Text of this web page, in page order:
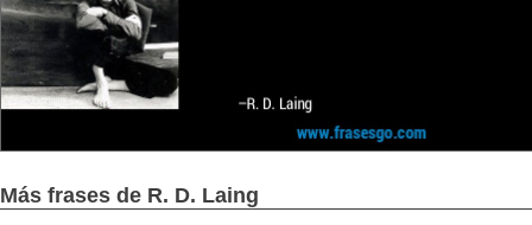
Más frases de R. D. Laing